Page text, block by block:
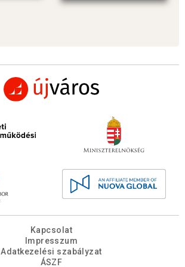
Kapcsolat
Impresszum
Adatkezelési szabályzat
ÁSZF